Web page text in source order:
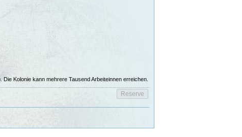
Kolonie kann mehrere Tausend Arbeiteinnen erreichen.